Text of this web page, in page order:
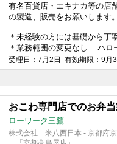
有名百貨店・エキナカ等の店
の製造、販売をお願いします。
＊未経験の方には基礎から丁
＊業務範囲の変更なし... ハロ
受理日：7月2日 有効期限：9月
おこわ専門店でのお弁
ローワーク三鷹
株式会社 米八西日本 - 京都府